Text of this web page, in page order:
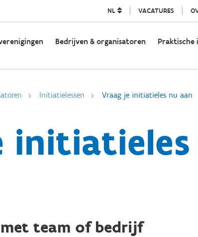
NL VACATURES
Bedrijven & organisatoren Praktische
Initiatielessen Vraag je initiatieles nu aan
team of bedrijf